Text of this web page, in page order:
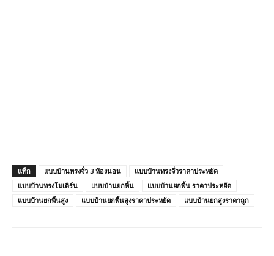
แท็ก แบบบ้านทรงจั่ว 3 ห้องนอน
แบบบ้านทรงจั่วราคาประหยัด
แบบบ้านทรงโมเดิร์น
แบบบ้านยกพื้น
แบบบ้านยกพื้น ราคาประหยัด
แบบบ้านยกพื้นสูง
แบบบ้านยกพื้นสูงราคาประหยัด แบบบ้านยกสูงราคาถูก